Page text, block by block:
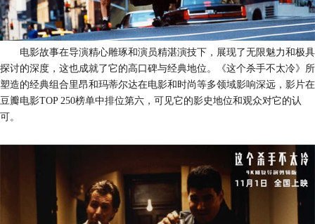
电影故事在导演精心雕琢和演员精湛演技下，展现了无限魅力和极具
探讨的深度，这也成就了它的高口碑与经典地位。《这个杀手不太冷》 所
塑造的经典组合里昂和玛蒂尔达在电影和时尚等多领域影响深远， 影片在
豆瓣电影TOP 250榜单中排位第六，可见它的影史地位和观众对它的认
可。